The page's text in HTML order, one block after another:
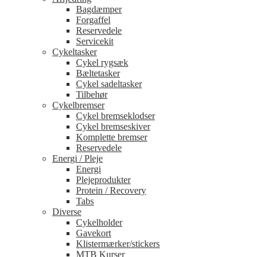
Bagdæmper
Forgaffel
Reservedele
Servicekit
Cykeltasker
Cykel rygsæk
Bæltetasker
Cykel sadeltasker
Tilbehør
Cykelbremser
Cykel bremseklodser
Cykel bremseskiver
Komplette bremser
Reservedele
Energi / Pleje
Energi
Plejeprodukter
Protein / Recovery
Tabs
Diverse
Cykelholder
Gavekort
Klistermærker/stickers
MTB Kurser